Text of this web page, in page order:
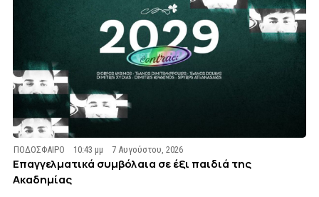
ΠΟΔΟΣΦΑΙΡΟ 10:43 μμ 7 Αυγούστου, 2026
Επαγγελματικά συμβόλαια σε έξι παιδιά της
Ακαδημίας